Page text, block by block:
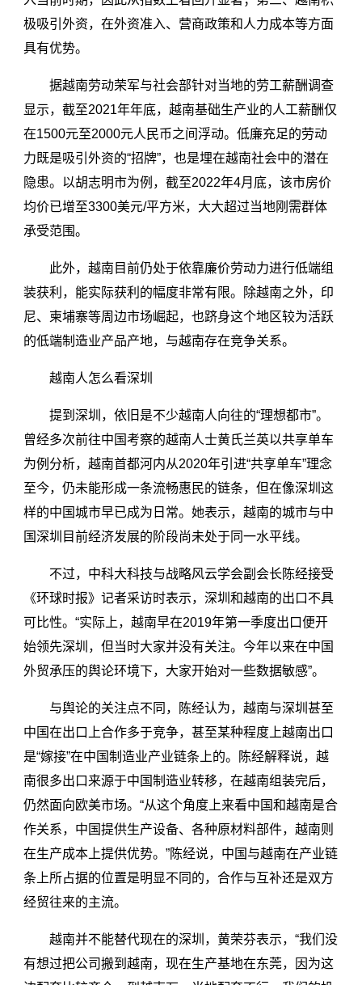
极吸引外资，在外资准入、营商政策和人力成本等方面
具有优势。
据越南劳动荣军与社会部针对当地的劳工薪酬调查
显示，截至2021年年底，越南基础生产业的人工薪酬仅
在1500元至2000元人民币之间浮动。低廉充足的劳动
力既是吸引外资的“招牌”，也是埋在越南社会中的潜在
隐患。以胡志明市为例，截至2022年4月底，该市房价
均价已增至3300美元/平方米，大大超过当地刚需群体
承受范围。
此外，越南目前仍处于依靠廉价劳动力进行低端组
装获利，能实际获利的幅度非常有限。除越南之外，印
尼、柬埔寨等周边市场崛起，也跻身这个地区较为活跃
的低端制造业产品产地，与越南存在竞争关系。
越南人怎么看深圳
提到深圳，依旧是不少越南人向往的“理想都市”。
曾经多次前往中国考察的越南人士黄氏兰英以共享单车
为例分析，越南首都河内从2020年引进“共享单车”理念
至今，仍未能形成一条流畅惠民的链条，但在像深圳这
样的中国城市早已成为日常。她表示，越南的城市与中
国深圳目前经济发展的阶段尚未处于同一水平线。
不过，中科大科技与战略风云学会副会长陈经接受
《环球时报》记者采访时表示，深圳和越南的出口不具
可比性。“实际上，越南早在2019年第一季度出口便开
始领先深圳，但当时大家并没有关注。今年以来在中国
外贸承压的舆论环境下，大家开始对一些数据敏感”。
与舆论的关注点不同，陈经认为，越南与深圳甚至
中国在出口上合作多于竞争，甚至某种程度上越南出口
是“嫁接”在中国制造业产业链条上的。陈经解释说，越
南很多出口来源于中国制造业转移，在越南组装完后，
仍然面向欧美市场。“从这个角度上来看中国和越南是合
作关系，中国提供生产设备、各种原材料部件，越南则
在生产成本上提供优势。”陈经说，中国与越南在产业链
条上所占据的位置是明显不同的，合作与互补还是双方
经贸往来的主流。
越南并不能替代现在的深圳，黄荣芬表示，“我们没
有想过把公司搬到越南，现在生产基地在东莞，因为这